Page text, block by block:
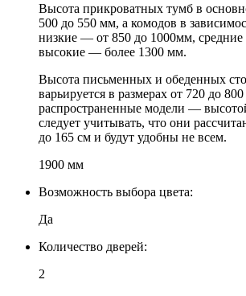
Высота прикроватных тумб в
500 до 550 мм, а комодов в
низкие — от 850 до 1000мм,
высокие — более 1300 мм.
Высота письменных и обеденных
варьируется в размерах от 720 до
распространенные модели —
следует учитывать, что они
до 165 см и будут удобны не всем.
1900 мм
Возможность выбора цвета:
Да
Количество дверей:
2